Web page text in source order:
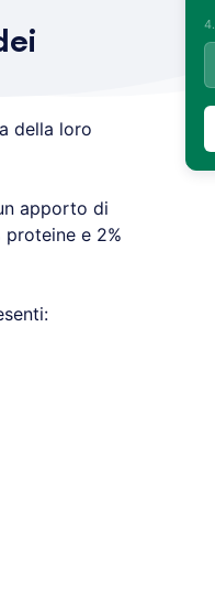
della loro
apporto di
e 2%